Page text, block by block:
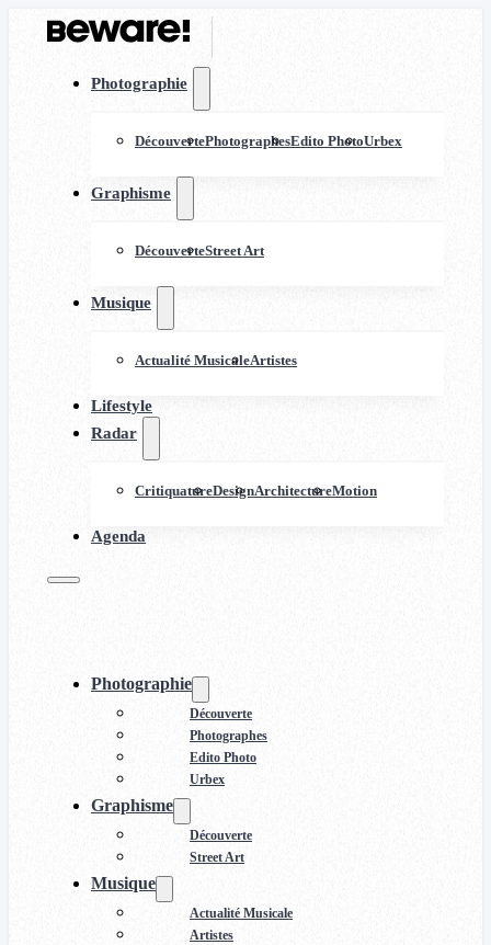
Photographie
DécouvertePhotographesEdito PhotoUrbex
Graphisme
DécouverteStreet Art
Musique
Actualité MusicaleArtistes
Lifestyle
Radar
CritiquatureDesignArchitectureMotion
Agenda
Photographie
Découverte
Photographes
Edito Photo
Urbex
Graphisme
Découverte
Street Art
Musique
Actualité Musicale
Artistes